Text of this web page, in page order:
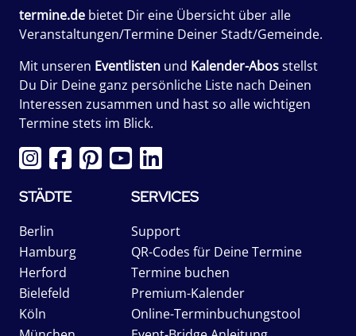
termine.de bietet Dir eine Übersicht über alle
Veranstaltungen/Termine Deiner Stadt/Gemeinde.
Mit unseren Eventlisten und Kalender-Abosstellst
Du Dir Deine ganz persönliche Liste nach Deinen
Interessen zusammen und hast so alle wichtigen
Termine stets im Blick.
STÄDTE
Berlin
Hamburg
Herford
Bielefeld
Köln
SERVICES
Support
QR-Codes für Deine Termine
Termine buchen
Premium-Kalender
Online-Terminbuchungstool